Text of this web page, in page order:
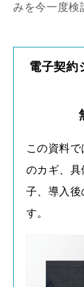
みを今一度検
電子契約
この資料
のカギ、
子、導入後
す。